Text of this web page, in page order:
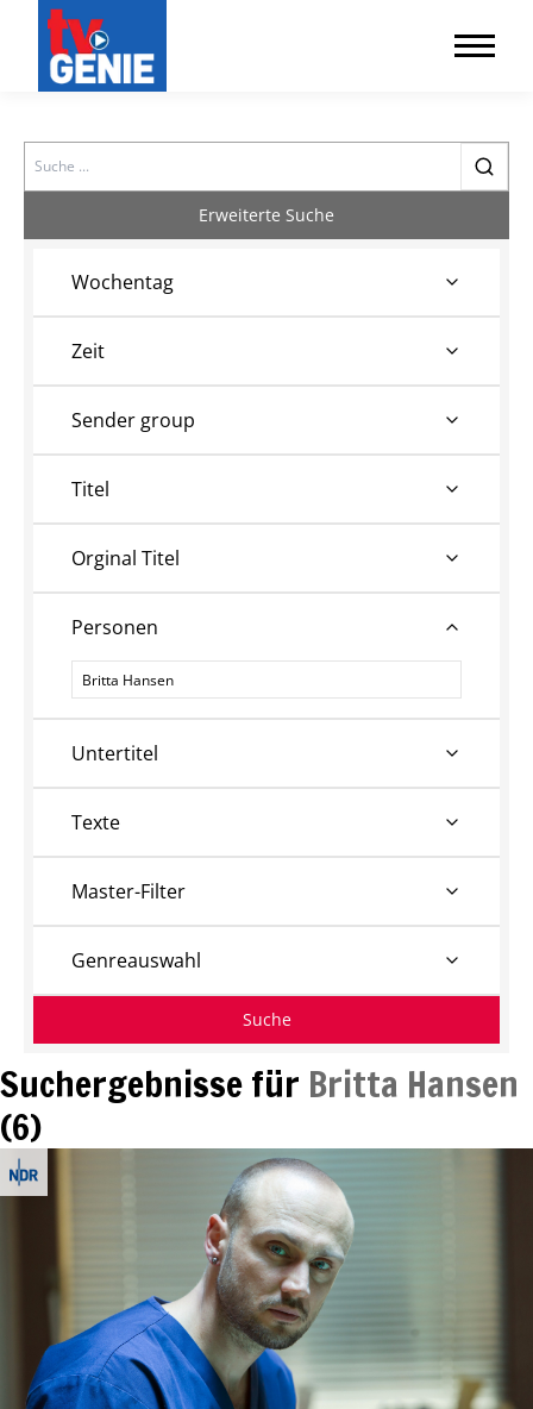
Search
Suchergebnisse für Britta Hansen
(6)
Erweiterte Suche
Wochentag
Zeit
Sender group
Titel
Orginal Titel
Personen
Personen
Untertitel
Texte
Master-Filter
Genreauswahl
Suche